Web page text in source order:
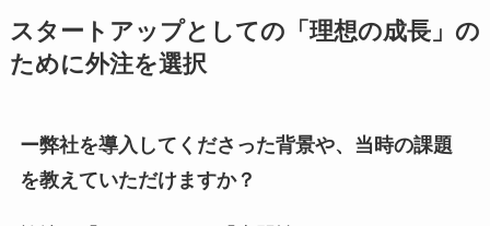
スタートアップとしての「理想の成長」の
ために外注を選択
ー弊社を導入してくださった背景や、当時の課題
を教えていただけますか？